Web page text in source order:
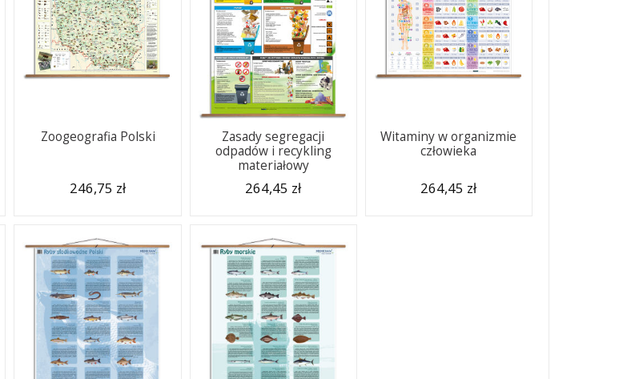
Zoogeografia Polski
246,75 zł
Zasady segregacji
odpadów i recykling
materiałowy
264,45 zł
Witaminy w organizmie
człowieka
264,45 zł